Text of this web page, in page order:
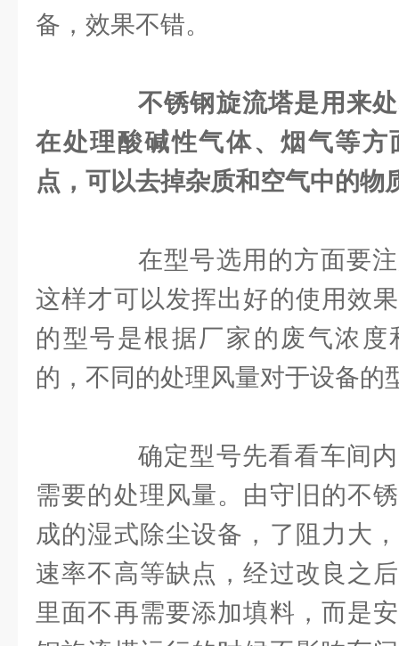
备，效果不错。
不锈钢旋流塔是用来
在处理酸碱性气体、烟气等方
点，可以去掉杂质和空气中的物
在型号选用的方面要注
这样才可以发挥出好的使用效
的型号是根据厂家的废气浓
的，不同的处理风量对于设备的
确定型号先看看车间内
需要的处理风量。由守旧的不
成的湿式除尘设备，了阻力大
速率不高等缺点，经过改良之
里面不再需要添加填料，而是